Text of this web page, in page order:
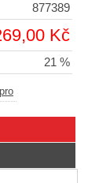
877389
Kč
21 %